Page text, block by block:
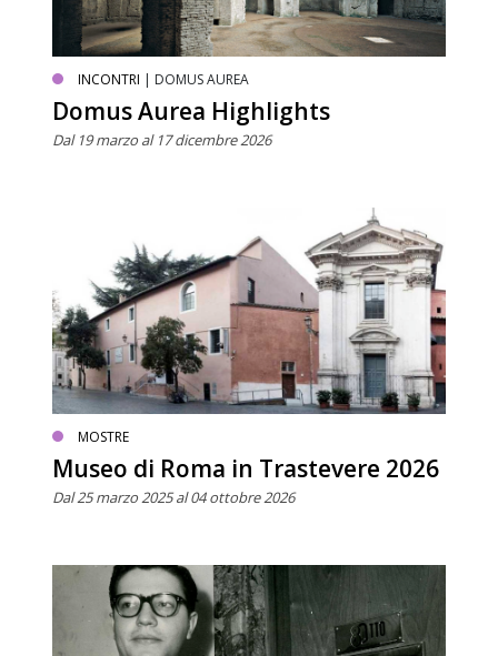
INCONTRI | DOMUS AUREA
Domus Aurea Highlights
Dal 19 marzo al 17 dicembre 2026
MOSTRE
Museo di Roma in Trastevere 2026
Dal 25 marzo 2025 al 04 ottobre 2026